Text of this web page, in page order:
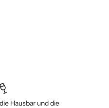
Hausbar und die